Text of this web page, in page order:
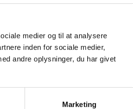
medier og til at analysere
inden for sociale medier,
andre oplysninger, du har givet
Marketing
opbevaringstid
til
på
sider
1 år